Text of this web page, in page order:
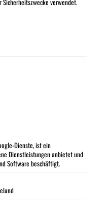
verwendet.
Dienste, ist ein
Dienstleistungen anbietet und
Software beschäftigt.